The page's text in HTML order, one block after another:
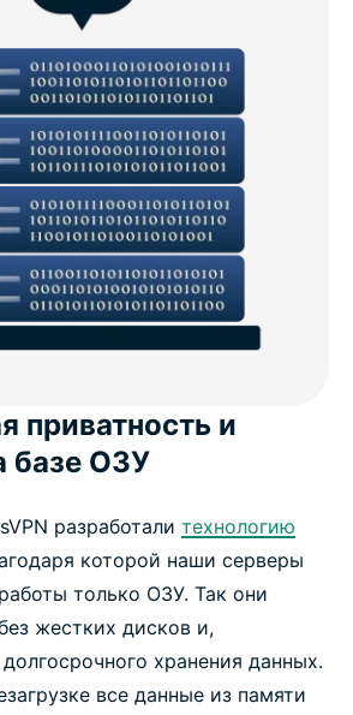
приватность и
базе ОЗУ
разработали технологию
которой наши серверы
только ОЗУ. Так они
жестких дисков и,
хранения данных.
все данные из памяти